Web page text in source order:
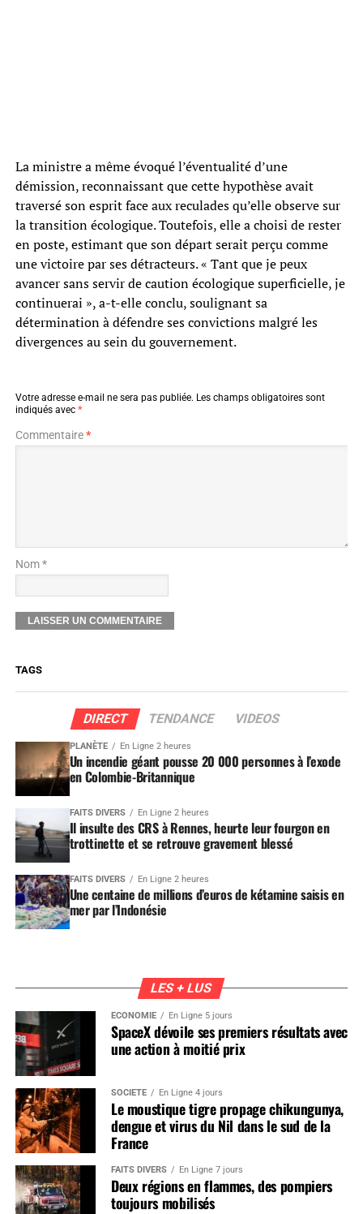
La ministre a même évoqué l’éventualité d’une
démission, reconnaissant que cette hypothèse avait
traversé son esprit face aux reculades qu’elle observe sur
la transition écologique. Toutefois, elle a choisi de rester
en poste, estimant que son départ serait perçu comme
une victoire par ses détracteurs. « Tant que je peux
avancer sans servir de caution écologique superficielle, je
continuerai », a-t-elle conclu, soulignant sa
détermination à défendre ses convictions malgré les
divergences au sein du gouvernement.
Votre adresse e-mail ne sera pas publiée. Les champs obligatoires sont
indiqués avec *
Commentaire*
Nom *
TAGS
DIRECT TENDANCE VIDEOS
PLANÈTE En Ligne 2 heures
Un incendie géant pousse 20 000 personnes à l’exode
en Colombie-Britannique
FAITS DIVERS En Ligne 2 heures
Il insulte des CRS à Rennes, heurte leur fourgon en
trottinette et se retrouve gravement blessé
FAITS DIVERS En Ligne 2 heures
Une centaine de millions d’euros de kétamine saisis en
mer par l’Indonésie
LES + LUS
ÉCONOMIE En Ligne 5 jours
SpaceX dévoile ses premiers résultats avec
une action à moitié prix
SOCIÉTÉ En Ligne 4 jours
Le moustique tigre propage chikungunya,
dengue et virus du Nil dans le sud de la
France
FAITS DIVERS En Ligne 7 jours
Deux régions en flammes, des pompiers
toujours mobilisés